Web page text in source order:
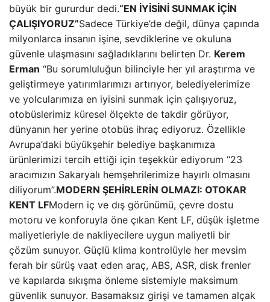
büyük bir gururdur dedi.“EN İYİSİNİ SUNMAK İÇİN
ÇALIŞIYORUZ”Sadece Türkiye’de değil, dünya çapında
milyonlarca insanın işine, sevdiklerine ve okuluna
güvenle ulaşmasını sağladıklarını belirten Dr. Kerem
Erman “Bu sorumluluğun bilinciyle her yıl araştırma ve
geliştirmeye yatırımlarımızı artırıyor, belediyelerimize
ve yolcularımıza en iyisini sunmak için çalışıyoruz,
otobüslerimiz küresel ölçekte de takdir görüyor,
dünyanın her yerine otobüs ihraç ediyoruz. Özellikle
Avrupa’daki büyükşehir belediye başkanımıza
ürünlerimizi tercih ettiği için teşekkür ediyorum “23
aracımızın Sakaryalı hemşehrilerimize hayırlı olmasını
diliyorum”.MODERN ŞEHİRLERİN OLMAZI: OTOKAR
KENT LFModern iç ve dış görünümü, çevre dostu
motoru ve konforuyla öne çıkan Kent LF, düşük işletme
maliyetleriyle de nakliyecilere uygun maliyetli bir
çözüm sunuyor. Güçlü klima kontrolüyle her mevsim
ferah bir sürüş vaat eden araç, ABS, ASR, disk frenler
ve kapılarda sıkışma önleme sistemiyle maksimum
güvenlik sunuyor. Basamaksız girişi ve tamamen alçak